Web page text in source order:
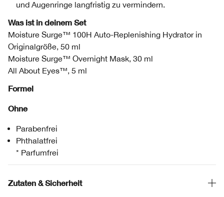
und Augenringe langfristig zu vermindern.
Was ist in deinem Set
Moisture Surge™ 100H Auto-Replenishing Hydrator in
Originalgröße, 50 ml
Moisture Surge™ Overnight Mask, 30 ml
All About Eyes™, 5 ml
Formel
Ohne
Parabenfrei
Phthalatfrei
* Parfumfrei
Zutaten & Sicherheit